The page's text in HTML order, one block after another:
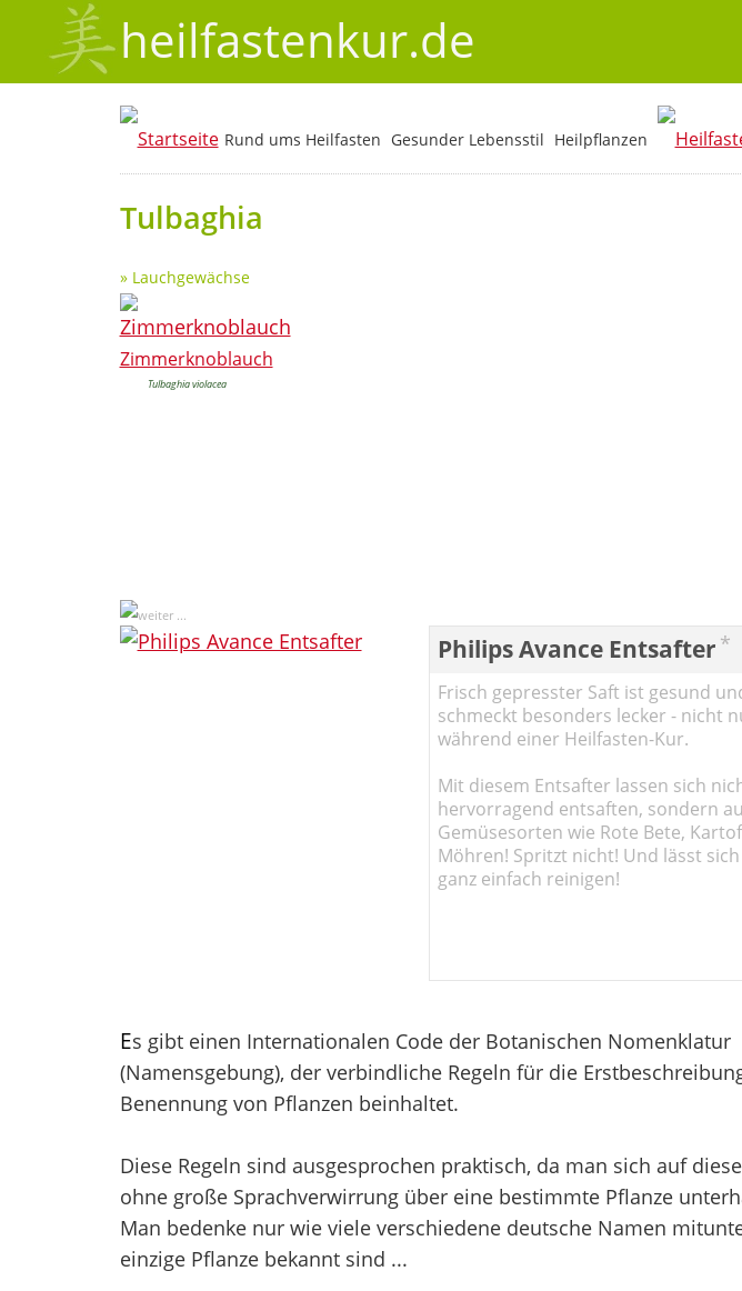
heilfastenkur.de
Rund ums Heilfasten Gesunder Lebensstil Heilpflanzen
Tulbaghia
» Lauchgewächse
Zimmerknoblauch
Tulbaghia violacea
Philips Avance Entsafter *
Frisch gepresster Saft ist gesund
schmeckt besonders lecker - nicht
während einer Heilfasten-Kur.
Mit diesem Entsafter lassen sich
hervorragend entsaften, sondern
Gemüsesorten wie Rote Bete,
Möhren! Spritzt nicht! Und lässt
ganz einfach reinigen!
Es gibt einen Internationalen Code der Botanischen Nomenklatur
(Namensgebung), der verbindliche Regeln für die
Benennung von Pflanzen beinhaltet.
Diese Regeln sind ausgesprochen praktisch, da man sich auf
ohne große Sprachverwirrung über eine bestimmte Pflanze
Man bedenke nur wie viele verschiedene deutsche Namen
einzige Pflanze bekannt sind ...